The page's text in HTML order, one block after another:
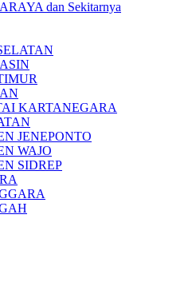
dan Sekitarnya
KARTANEGARA
JENEPONTO
WAJO
SIDREP